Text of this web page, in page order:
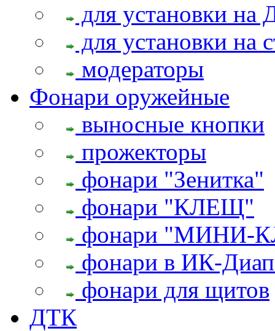
для установки на
для установки на
модераторы
Фонари оружейные
выносные кнопки
прожекторы
фонари "Зенитка"
фонари "КЛЕЩ"
фонари "МИНИ-
фонари в ИК-
фонари для щитов
ДТК